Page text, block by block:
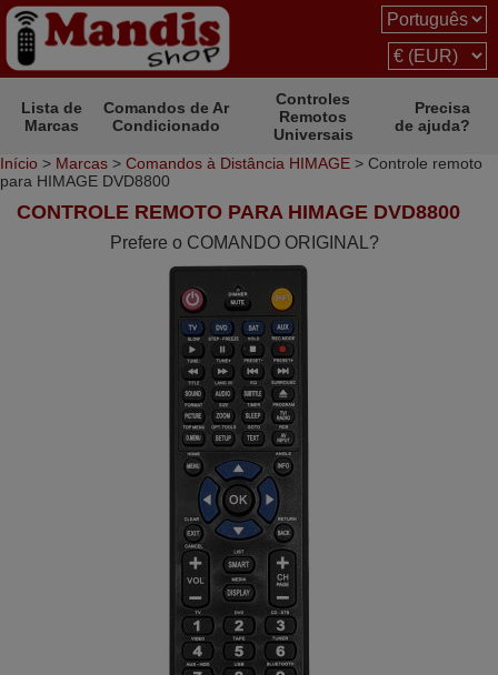
Lista de
Marcas
Comandos de Ar
Condicionado
Controles
Remotos
Universais
Precisa
de ajuda?
Início > Marcas > Comandos à Distância HIMAGE > Controle remoto
para HIMAGE DVD8800
CONTROLE REMOTO PARA HIMAGE DVD8800
Prefere o COMANDO ORIGINAL?